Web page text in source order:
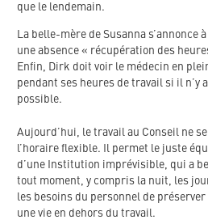
Aujourd’hui, le travail au Conseil ne
l’horaire flexible. Il permet le juste
d’une Institution imprévisible, qui a
tout moment, y compris la nuit, les
les besoins du personnel de
une vie en dehors du travail.
que le lendemain.
La belle-mère de Susanna s’annonce
une absence « récupération des
Enfin, Dirk doit voir le médecin en
pendant ses heures de travail si il n’y
possible.